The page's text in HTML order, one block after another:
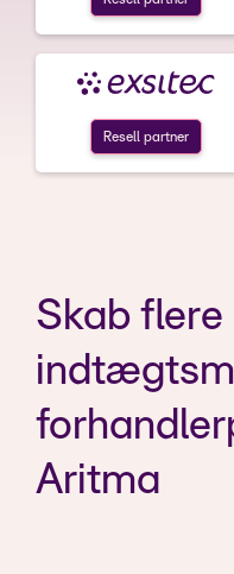
Resell partner
Skab flere
Aritma